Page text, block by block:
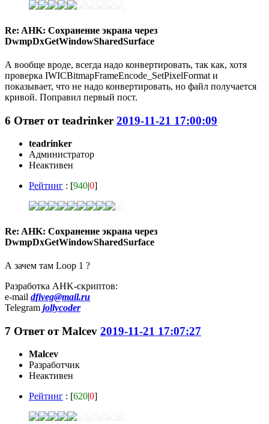
Re: AHK: Сохранение экрана через
DwmpDxGetWindowSharedSurface
А вообще вроде, всегда надо конвертировать, так как, хотя
проверка IWICBitmapFrameEncode_SetPixelFormat и
показывает, что не надо конвертировать, но файл получается
кривой. Поправил первый пост.
6 Ответ отteadrinker 2019-11-21 17:00:09
teadrinker
Администратор
Неактивен
Рейтинг : [940|0]
Re: AHK: Сохранение экрана через
DwmpDxGetWindowSharedSurface
А зачем там Loop 1 ?
Разработка AHK-скриптов:
e-mail dfiveg@mail.ru
Telegram jollycoder
7 Ответ отMalcev 2019-11-21 17:07:27
Malcev
Разработчик
Неактивен
Рейтинг : [620|0]